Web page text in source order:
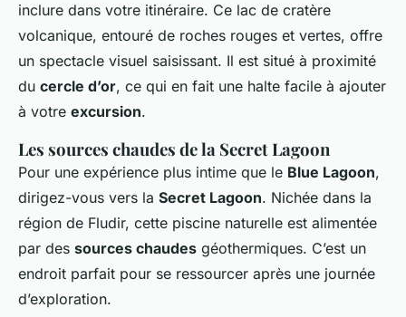
inclure dans votre itinéraire. Ce lac de cratère
volcanique, entouré de roches rouges et vertes, offre
un spectacle visuel saisissant. Il est situé à proximité
du cercle d’or, ce qui en fait une halte facile à ajouter
à votre excursion.
Les sources chaudes de la Secret Lagoon
Pour une expérience plus intime que le Blue Lagoon,
dirigez-vous vers la Secret Lagoon. Nichée dans la
région de Fludir, cette piscine naturelle est alimentée
par des sources chaudes géothermiques. C’est un
endroit parfait pour se ressourcer après une journée
d’exploration.